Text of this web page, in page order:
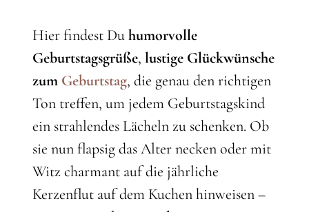
Hier findest Duhumorvolle
Geburtstagsgrüße,lustige Glückwünsche
zum Geburtstag, die genau den richtigen
Ton treffen, um jedem Geburtstagskind
ein strahlendes Lächeln zu schenken. Ob
sie nun flapsig das Alter necken oder mit
Witz charmant auf die jährliche
Kerzenflut auf dem Kuchen hinweisen –